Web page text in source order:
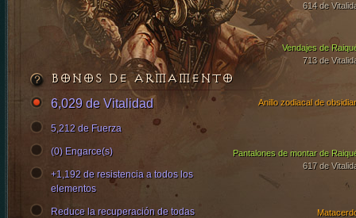
614 de
Vendajes de
713 de
Pantalones de montar de
617 de
Anillo zodiacal de
BONOS DE ARMAMENTO
6,029 de Vitalidad
5,212 de Fuerza
(0) Engarce(s)
+1,192 de resistencia a todos los
elementos
Reduce la recuperación de todas